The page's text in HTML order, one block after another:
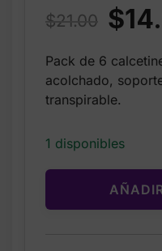
$21.00
was:
$
Pack de 6
acolchado,
transpirable.
1 disponibles